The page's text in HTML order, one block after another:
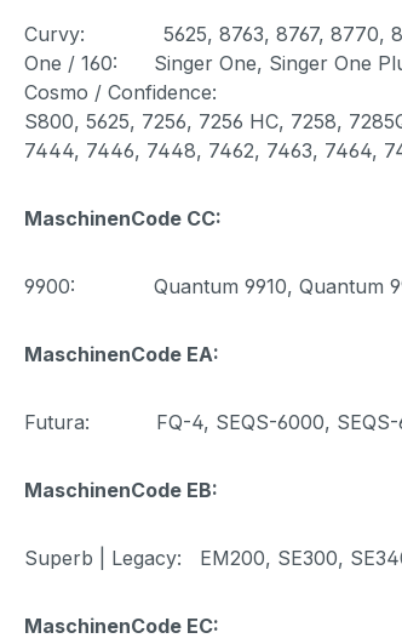
Curvy: 5625, 8763, 8767, 8770,
One / 160: Singer One, Singer One
Cosmo / Confidence:
S800, 5625, 7256, 7256 HC, 7258,
7444, 7446, 7448, 7462, 7463, 7464,
MaschinenCode CC:
9900: Quantum 9910, Quantum 9920,
MaschinenCode EA:
Futura: FQ-4, SEQS-6000, SEQS-
MaschinenCode EB:
Superb | Legacy: EM200, SE300,
MaschinenCode EC: